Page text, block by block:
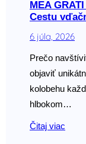
MEA
Cestu
6 júla, 2026
Prečo
objaviť
kolobehu
hlbokom…
Čitaj viac